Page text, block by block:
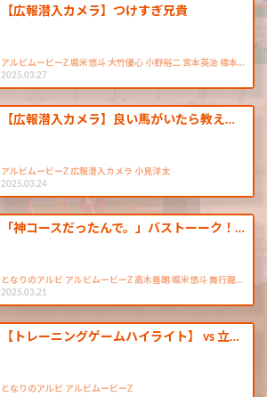
【広報潜入カメラ】つけすぎ兄貴
アルビムービーZ 堀米悠斗 大竹優心 小野裕二 宮本英治 橋本…
2025.03.27
【広報潜入カメラ】良い馬がいたら教え…
アルビムービーZ 広報潜入カメラ 小見洋太
2025.03.24
「神コースだったんで。」バストーーク！…
となりのアルビ アルビムービーZ 高木善朗 堀米悠斗 舞行龍…
2025.03.21
【トレーニングゲームハイライト】 vs 立…
となりのアルビ アルビムービーZ